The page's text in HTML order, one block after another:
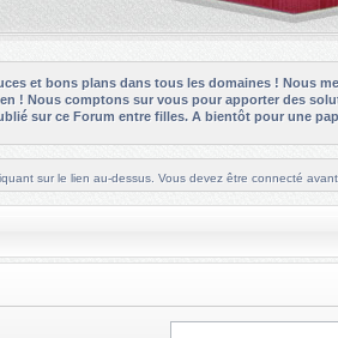
et bons plans dans tous les domaines !
! Nous comptons sur vous pour apporter des
sur ce Forum entre filles. A bientôt pour une
sur le lien au-dessus. Vous devez être connecté